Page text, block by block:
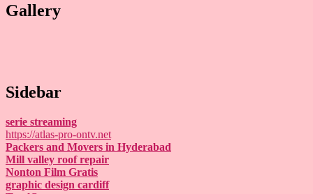
Gallery
Sidebar
serie streaming
https://atlas-pro-ontv.net
Packers and Movers in Hyderabad
Mill valley roof repair
Nonton Film Gratis
graphic design cardiff